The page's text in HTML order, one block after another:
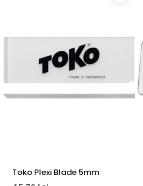
Toko Plexi Blade 5mm